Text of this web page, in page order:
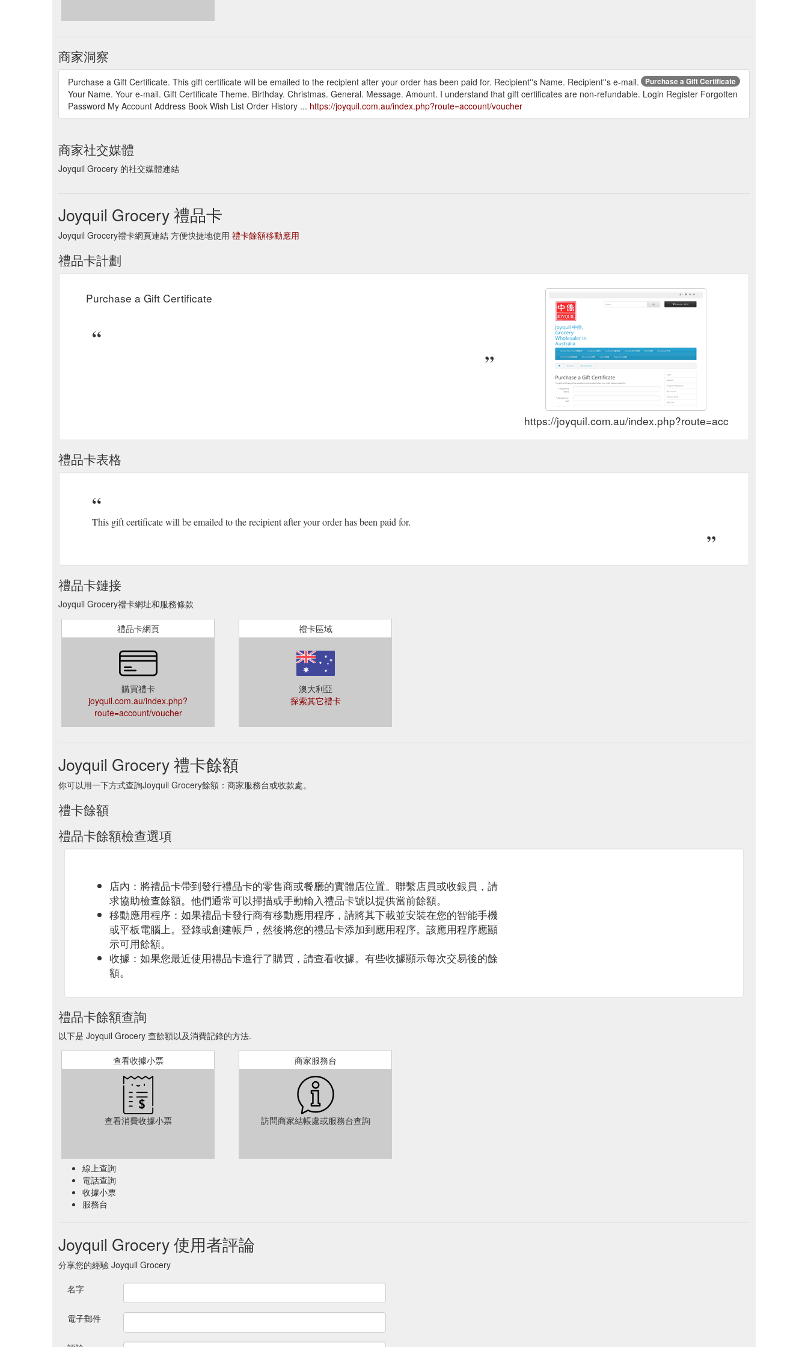
商家洞察
Purchase a Gift Certificate
Purchase a Gift Certificate. This gift certificate will be emailed to the recipient after your order has been paid for. Recipient''s Name. Recipient''s e-mail.
Your Name. Your e-mail. Gift Certificate Theme. Birthday. Christmas. General. Message. Amount. I understand that gift certificates are non-refundable. Login Register Forgotten
Password My Account Address Book Wish List Order History ... https://joyquil.com.au/index.php?route=account/voucher
商家社交媒體
Joyquil Grocery 的社交媒體連結
Joyquil Grocery 禮品卡
Joyquil Grocery禮卡網頁連結 方便快捷地使用 禮卡餘額移動應用
禮品卡計劃
Purchase a Gift Certificate
https://joyquil.com.au/index.php?route=account/voucher
禮品卡表格
This gift certificate will be emailed to the recipient after your order has been paid for.
禮品卡鏈接
Joyquil Grocery禮卡網址和服務條款
禮品卡網頁
購買禮卡
joyquil.com.au/index.php?
route=account/voucher
禮卡區域
澳大利亞
探索其它禮卡
Joyquil Grocery 禮卡餘額
你可以用一下方式查詢Joyquil Grocery餘額：商家服務台或收款處。
禮卡餘額
禮品卡餘額檢查選項
店內：將禮品卡帶到發行禮品卡的零售商或餐廳的實體店位置。聯繫店員或收銀員，請
求協助檢查餘額。他們通常可以掃描或手動輸入禮品卡號以提供當前餘額。
移動應用程序：如果禮品卡發行商有移動應用程序，請將其下載並安裝在您的智能手機
或平板電腦上。登錄或創建帳戶，然後將您的禮品卡添加到應用程序。該應用程序應顯
示可用餘額。
收據：如果您最近使用禮品卡進行了購買，請查看收據。有些收據顯示每次交易後的餘
額。
禮品卡餘額查詢
以下是 Joyquil Grocery 查餘額以及消費記錄的方法.
查看收據小票
查看消費收據小票
商家服務台
訪問商家結帳處或服務台查詢
線上查詢
電話查詢
收據小票
服務台
Joyquil Grocery 使用者評論
分享您的經驗 Joyquil Grocery
名字
電子郵件